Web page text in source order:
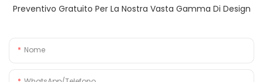
Preventivo Gratuito Per La Nostra Vasta Gamma Di Design
Nome